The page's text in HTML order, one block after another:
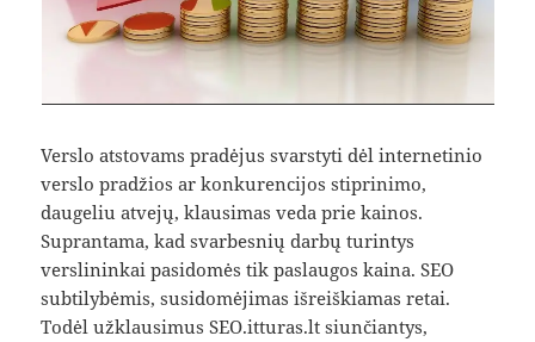
Verslo atstovams pradėjus svarstyti dėl internetinio
verslo pradžios ar konkurencijos stiprinimo,
daugeliu atvejų, klausimas veda prie kainos.
Suprantama, kad svarbesnių darbų turintys
verslininkai pasidomės tik paslaugos kaina. SEO
subtilybėmis, susidomėjimas išreiškiamas retai.
Todėl užklausimus SEO.itturas.lt siunčiantys,